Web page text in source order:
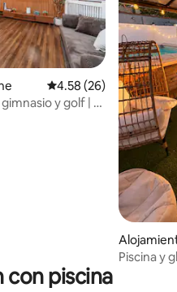
reseñas
Calificación promedio:
4.58 (26)
y golf | A
Piscina y
con piscina